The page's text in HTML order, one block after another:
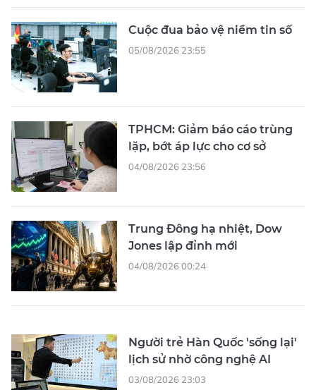
Cuộc đua bảo vệ niềm tin số
05/08/2026 23:55
TPHCM: Giảm báo cáo trùng
lặp, bớt áp lực cho cơ sở
04/08/2026 23:56
Trung Đông hạ nhiệt, Dow
Jones lập đỉnh mới
04/08/2026 00:24
Người trẻ Hàn Quốc 'sống lại'
lịch sử nhờ công nghệ AI
03/08/2026 23:03